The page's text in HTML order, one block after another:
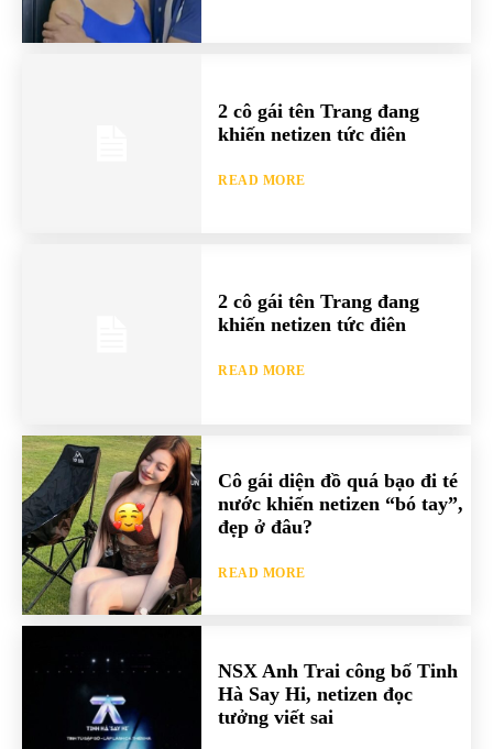
2 cô gái tên Trang đang
khiến netizen tức điên
READ MORE
2 cô gái tên Trang đang
khiến netizen tức điên
READ MORE
Cô gái diện đồ quá bạo đi té
nước khiến netizen “bó tay”,
đẹp ở đâu?
READ MORE
NSX Anh Trai công bố Tinh
Hà Say Hi, netizen đọc
tưởng viết sai